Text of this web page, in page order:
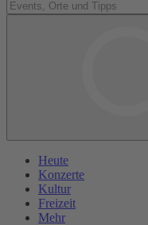
Heute
Konzerte
Kultur
Freizeit
Mehr